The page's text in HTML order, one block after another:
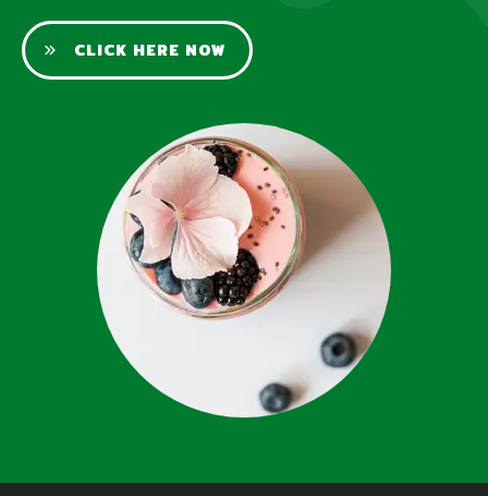
CLICK HERE NOW